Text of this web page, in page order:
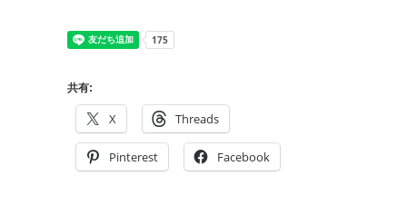
共有:
X Threads
Pinterest Facebook